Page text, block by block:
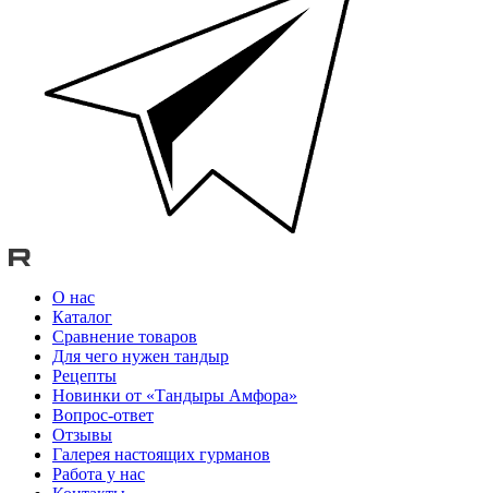
О нас
Каталог
Сравнение товаров
Для чего нужен тандыр
Рецепты
Новинки от «Тандыры Амфора»
Вопрос-ответ
Отзывы
Галерея настоящих гурманов
Работа у нас